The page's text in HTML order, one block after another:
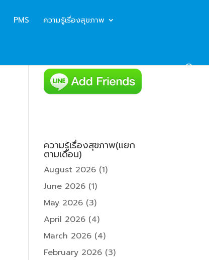
PMS ความรู้เรื่องสุขภาพ
ความรู้เรื่องสุขภาพ(แยก
ตามเดือน)
August 2026 (1)
June 2026 (1)
May 2026 (3)
April 2026 (4)
March 2026 (4)
February 2026 (3)